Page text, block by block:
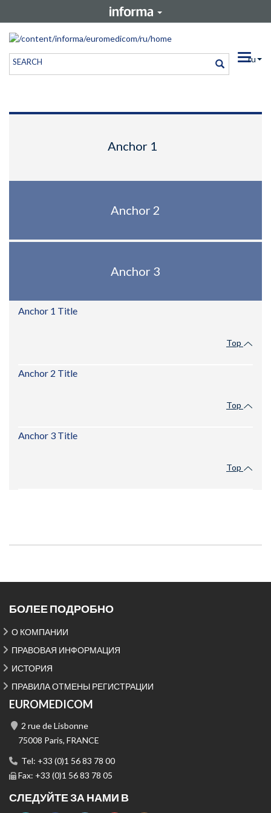
ru
Anchor 1
Anchor 2
Anchor 3
Anchor 1 Title
Top
Anchor 2 Title
Top
Anchor 3 Title
Top
БОЛЕЕ ПОДРОБНО
О КОМПАНИИ
ПРАВОВАЯ ИНФОРМАЦИЯ
ИСТОРИЯ
ПРАВИЛА ОТМЕНЫ РЕГИСТРАЦИИ
EUROMEDICOM
2 rue de Lisbonne
75008 Paris, FRANCE
Tel: +33 (0)1 56 83 78 00
Fax: +33 (0)1 56 83 78 05
СЛЕДУЙТЕ ЗА НАМИ В